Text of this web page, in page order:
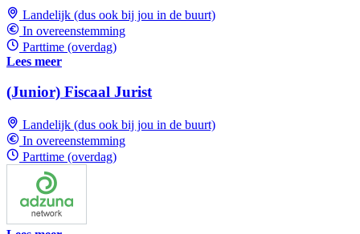
Landelijk (dus ook bij jou in de buurt)
In overeenstemming
Parttime (overdag)
Lees meer
(Junior) Fiscaal Jurist
Landelijk (dus ook bij jou in de buurt)
In overeenstemming
Parttime (overdag)